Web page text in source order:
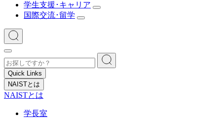
学生支援･キャリア
国際交流･留学
Quick Links
NAISTとは
NAISTとは
学長室